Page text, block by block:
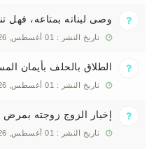
وصى لبناته بمتاعه، فهل
تاريخ النشر : 01 أغسطس, 2026
الطلاق بالحلف بأيمان
تاريخ النشر : 01 أغسطس, 2026
إخبار الزوج زوجته بمرض
تاريخ النشر : 01 أغسطس, 2026